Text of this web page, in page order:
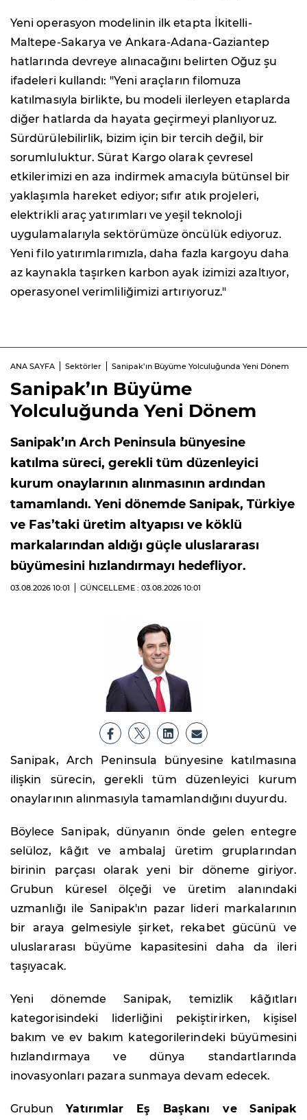
Yeni operasyon modelinin ilk etapta İkitelli-
Maltepe-Sakarya ve Ankara-Adana-Gaziantep
hatlarında devreye alınacağını belirten Oğuz şu
ifadeleri kullandı: "Yeni araçların filomuza
katılmasıyla birlikte, bu modeli ilerleyen etaplarda
diğer hatlarda da hayata geçirmeyi planlıyoruz.
Sürdürülebilirlik, bizim için bir tercih değil, bir
sorumluluktur. Sürat Kargo olarak çevresel
etkilerimizi en aza indirmek amacıyla bütünsel bir
yaklaşımla hareket ediyor; sıfır atık projeleri,
elektrikli araç yatırımları ve yeşil teknoloji
uygulamalarıyla sektörümüze öncülük ediyoruz.
Yeni filo yatırımlarımızla, daha fazla kargoyu daha
az kaynakla taşırken karbon ayak izimizi azaltıyor,
operasyonel verimliliğimizi artırıyoruz."
ANA SAYFA Sektörler Sanipak’ın Büyüme Yolculuğunda Yeni Dönem
Sanipak’ın Büyüme
Yolculuğunda Yeni Dönem
Sanipak’ın Arch Peninsula bünyesine
katılma süreci, gerekli tüm düzenleyici
kurum onaylarının alınmasının ardından
tamamlandı. Yeni dönemde Sanipak, Türkiye
ve Fas’taki üretim altyapısı ve köklü
markalarından aldığı güçle uluslararası
büyümesini hızlandırmayı hedefliyor.
03.08.2026 10:01 GÜNCELLEME : 03.08.2026 10:01
Sanipak, Arch Peninsula bünyesine katılmasına
ilişkin sürecin, gerekli tüm düzenleyici kurum
onaylarının alınmasıyla tamamlandığını duyurdu.
Böylece Sanipak, dünyanın önde gelen entegre
selüloz, kâğıt ve ambalaj üretim gruplarından
birinin parçası olarak yeni bir döneme giriyor.
Grubun küresel ölçeği ve üretim alanındaki
uzmanlığı ile Sanipak'ın pazar lideri markalarının
bir araya gelmesiyle şirket, rekabet gücünü ve
uluslararası büyüme kapasitesini daha da ileri
taşıyacak.
Yeni dönemde Sanipak, temizlik kâğıtları
kategorisindeki liderliğini pekiştirirken, kişisel
bakım ve ev bakım kategorilerindeki büyümesini
hızlandırmaya ve dünya standartlarında
inovasyonları pazara sunmaya devam edecek.
GrubunYatırımlar Eş Başkanı ve Sanipak